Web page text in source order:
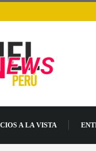
A LA VISTA